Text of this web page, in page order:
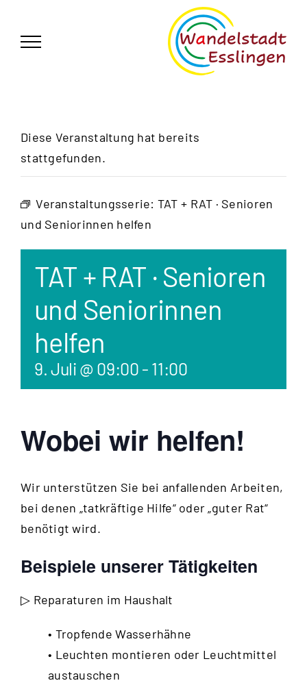
springen
Diese Veranstaltung hat bereits
stattgefunden.
Veranstaltungsserie: TAT + RAT · Senioren
und Seniorinnen helfen
TAT + RAT · Senioren
und Seniorinnen
helfen
9. Juli @ 09:00 - 11:00
Wobei wir helfen!
Wir unterstützen Sie bei anfallenden Arbeiten,
bei denen „tatkräftige Hilfe“ oder „guter Rat“
benötigt wird.
Beispiele unserer Tätigkeiten
▷ Reparaturen im Haushalt
• Tropfende Wasserhähne
• Leuchten montieren oder Leuchtmittel
austauschen